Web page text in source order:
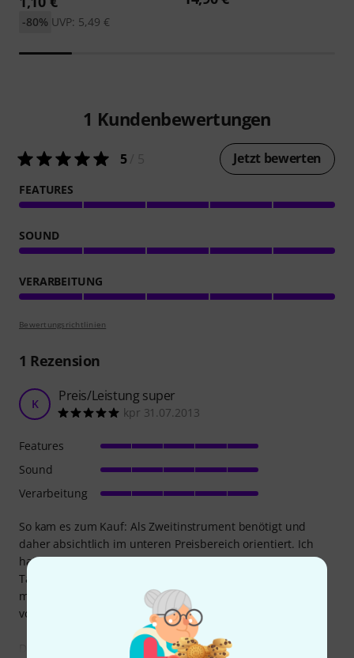
UVP: 5,49 €
-80%
1 Kundenbewertungen
5/ 5 Jetzt bewerten
FEATURES
SOUND
VERARBEITUNG
Bewertungsrichtlinien
1 Rezension
K Preis/Leistung super
kpr 31.07.2013
So kam es zum Kauf: Als Zweitinstrument benötigt und
daher absichtlich im unteren Preisbereich orientiert. Ich
hatte zuerst zur Takamine G124 gegriffen, die kam auch 2
Tage nach der Bestellung. Deren Eigenschaften bedienten
meine Ansprüche überhaupt nicht, also machte ich sofort
vom Umtauschrecht Gebrauch.
Die neue Wahl fiel auf die Yamaha CG102NT und damit
Features
Sound
Verarbeitung